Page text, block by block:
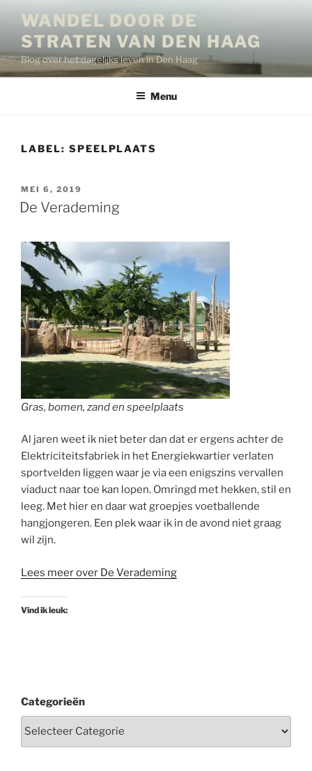
inhoud
WANDEL DOOR DE
STRATEN VAN DEN HAAG
Blog over het dagelijks leven in Den Haag
Menu
LABEL: SPEELPLAATS
GEPLAATST
OP
MEI 6, 2019
De Verademing
Gras, bomen, zand en speelplaats
Al jaren weet ik niet beter dan dat er ergens achter de
Elektriciteitsfabriek in het Energiekwartier verlaten
sportvelden liggen waar je via een enigszins vervallen
viaduct naar toe kan lopen. Omringd met hekken, stil en
leeg. Met hier en daar wat groepjes voetballende
hangjongeren. Een plek waar ik in de avond niet graag
wil zijn.
Lees meer over De Verademing
Vind ik leuk:
Categorieën